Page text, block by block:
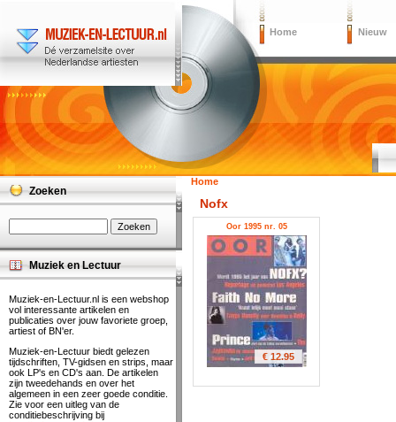
Home Nieuw
Home
Nofx
Oor 1995 nr. 05
€ 12.95
Zoeken
Muziek en Lectuur
Muziek-en-Lectuur.nl is een webshop
vol interessante artikelen en
publicaties over jouw favoriete groep,
artiest of BN'er.
Muziek-en-Lectuur biedt gelezen
tijdschriften, TV-gidsen en strips, maar
ook LP's en CD's aan. De artikelen
zijn tweedehands en over het
algemeen in een zeer goede conditie.
Zie voor een uitleg van de
conditiebeschrijving bij